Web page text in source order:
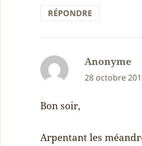
RÉPONDRE
Anonyme
28 octobre
Bon soir,
Arpentant les